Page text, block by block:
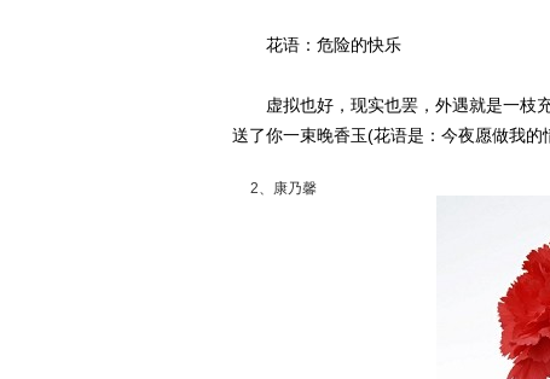
花语：危险的快乐
虚拟也好，现实也罢，外遇就是一枝充
送了你一束晚香玉(花语是：今夜愿做我
2、康乃馨